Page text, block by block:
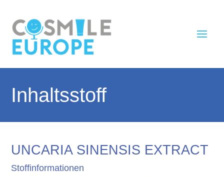
Inhaltsstoff
UNCARIA SINENSIS EXTRACT
Stoffinformationen